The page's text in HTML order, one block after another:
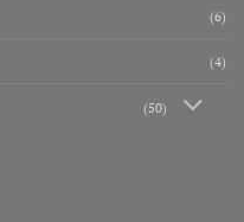
(6)
(4)
(50)